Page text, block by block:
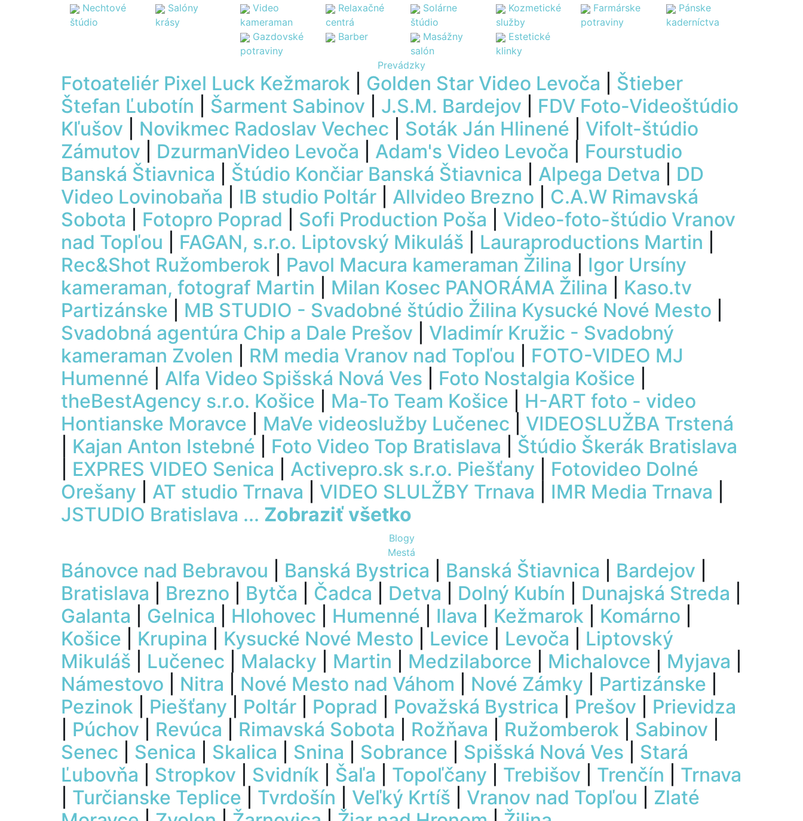
Nechtové
štúdio
Salóny
krásy
Video
kameraman
Relaxačné
centrá
Solárne
štúdio
Kozmetické
služby
Farmárske
potraviny
Pánske
kaderníctva
Gazdovské
potraviny
Barber
Masážny
salón
Estetické
klinky
Prevádzky
Fotoateliér Pixel Luck Kežmarok Golden Star Video Levoča
Štieber
Štefan Ľubotín
Šarment Sabinov J.S.M. Bardejov
FDV Foto-Videoštúdio
Kľušov
Novikmec Radoslav Vechec Soták Ján Hlinené
Vifolt-štúdio
Zámutov
DzurmanVideo Levoča Adam's Video Levoča
Fourstudio
Banská Štiavnica
Štúdio Končiar Banská Štiavnica Alpega Detva
DD
Video Lovinobaňa
IB studio Poltár Allvideo Brezno
C.A.W Rimavská
Sobota
Fotopro Poprad Sofi Production Poša
Video-foto-štúdio Vranov
nad Topľou
FAGAN, s.r.o. Liptovský Mikuláš Lauraproductions Martin
Rec&Shot Ružomberok
Pavol Macura kameraman Žilina
Igor Ursíny
kameraman, fotograf Martin
Milan Kosec PANORÁMA Žilina
Kaso.tv
Partizánske
MB STUDIO - Svadobné štúdio Žilina Kysucké Nové Mesto
Svadobná agentúra Chip a Dale Prešov
Vladimír Kružic - Svadobný
kameraman Zvolen
RM media Vranov nad Topľou
FOTO-VIDEO MJ
Humenné
Alfa Video Spišská Nová Ves Foto Nostalgia Košice
theBestAgency s.r.o. Košice
Ma-To Team Košice
H-ART foto - video
Hontianske Moravce
MaVe videoslužby Lučenec
VIDEOSLUŽBA Trstená
Kajan Anton Istebné Foto Video Top Bratislava
Štúdio Škerák Bratislava
EXPRES VIDEO Senica Activepro.sk s.r.o. Piešťany
Fotovideo Dolné
Orešany
AT studio Trnava VIDEO SLULŽBY Trnava IMR Media Trnava
JSTUDIO Bratislava ... Zobraziť všetko
Blogy
Mestá
Bánovce nad Bebravou Banská Bystrica Banská Štiavnica Bardejov
Bratislava
Brezno Bytča Čadca Detva Dolný Kubín Dunajská Streda
Galanta
Gelnica Hlohovec Humenné Ilava Kežmarok Komárno
Košice
Krupina Kysucké Nové Mesto Levice Levoča
Liptovský
Mikuláš
Lučenec Malacky Martin Medzilaborce Michalovce Myjava
Námestovo
Nitra Nové Mesto nad Váhom Nové Zámky Partizánske
Pezinok
Piešťany Poltár Poprad Považská Bystrica Prešov
Prievidza
Púchov Revúca Rimavská Sobota Rožňava Ružomberok Sabinov
Senec
Senica Skalica Snina Sobrance Spišská Nová Ves
Stará
Ľubovňa
Stropkov Svidník Šaľa Topoľčany Trebišov Trenčín
Trnava
Turčianske Teplice Tvrdošín Veľký Krtíš Vranov nad Topľou
Zlaté